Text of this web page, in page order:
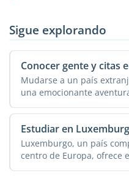
Sigue explorando
Conocer gente y citas
Mudarse a un país
una emocionante
Estudiar en
Luxemburgo, un país
centro de Europa, ofrece